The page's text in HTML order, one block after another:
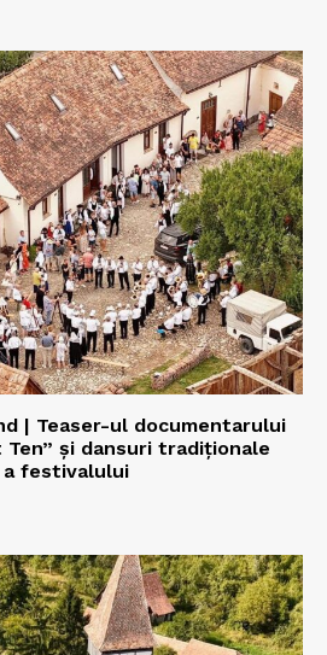
| Teaser-ul documentarului
Ten” şi dansuri tradiţionale
festivalului